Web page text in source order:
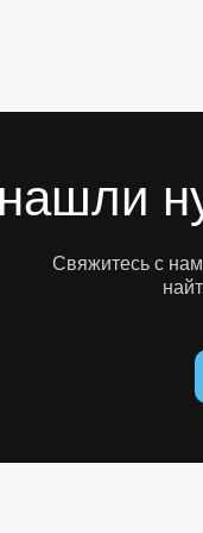
Свяжитесь с